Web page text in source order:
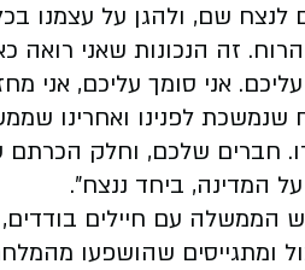
לנצח שם, ולהגן על עצמנו
זה הנכונות שאני רואה
אני סומך עליכם, אני
לפנינו ואחרינו
חברים שלכם, וחלק הכרתם
המדינה, ביחד ננצח״.
הממשלה עם חיילים
ומתגייסים שהושפעו